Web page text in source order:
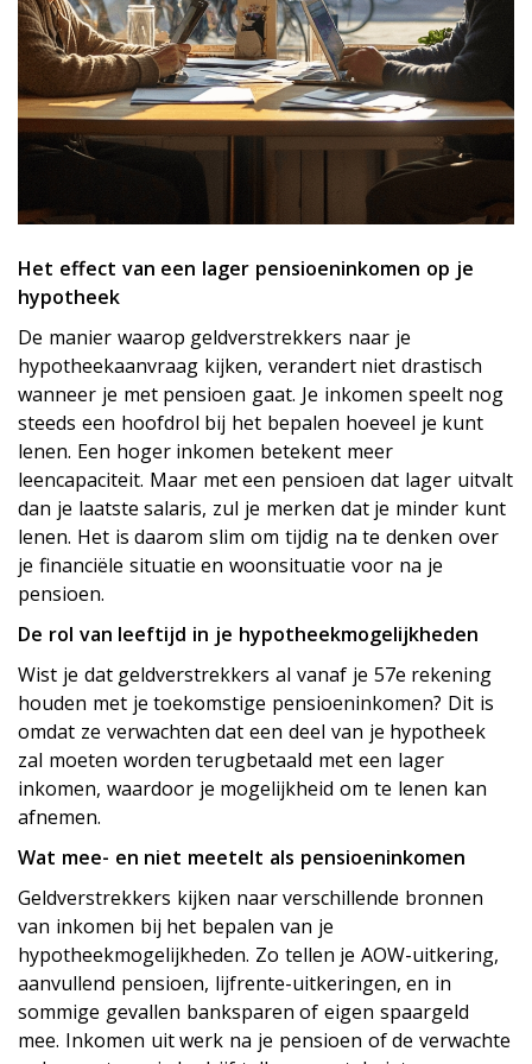
Het effect van een lager pensioeninkomen op je
hypotheek
De manier waarop geldverstrekkers naar je
hypotheekaanvraag kijken, verandert niet drastisch
wanneer je met pensioen gaat. Je inkomen speelt nog
steeds een hoofdrol bij het bepalen hoeveel je kunt
lenen. Een hoger inkomen betekent meer
leencapaciteit. Maar met een pensioen dat lager uitvalt
dan je laatste salaris, zul je merken dat je minder kunt
lenen. Het is daarom slim om tijdig na te denken over
je financiële situatie en woonsituatie voor na je
pensioen.
De rol van leeftijd in je hypotheekmogelijkheden
Wist je dat geldverstrekkers al vanaf je 57e rekening
houden met je toekomstige pensioeninkomen? Dit is
omdat ze verwachten dat een deel van je hypotheek
zal moeten worden terugbetaald met een lager
inkomen, waardoor je mogelijkheid om te lenen kan
afnemen.
Wat mee- en niet meetelt als pensioeninkomen
Geldverstrekkers kijken naar verschillende bronnen
van inkomen bij het bepalen van je
hypotheekmogelijkheden. Zo tellen je AOW-uitkering,
aanvullend pensioen, lijfrente-uitkeringen, en in
sommige gevallen banksparen of eigen spaargeld
mee. Inkomen uit werk na je pensioen of de verwachte